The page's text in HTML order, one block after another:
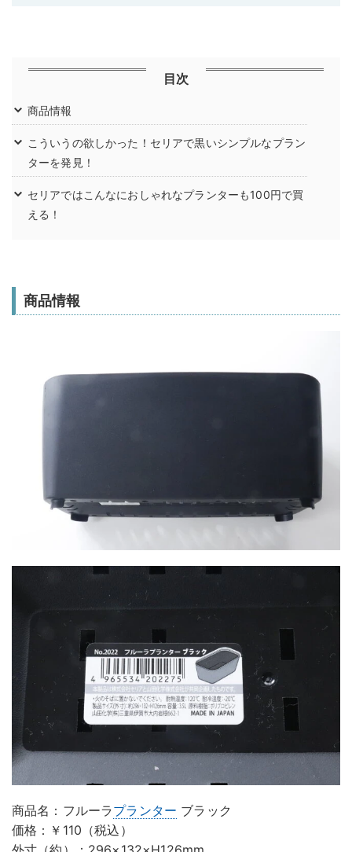
目次
商品情報
こういうの欲しかった！セリアで黒いシンプルなプラン
ターを発見！
セリアではこんなにおしゃれなプランターも100円で買
える！
商品情報
商品名：フルーラプランター ブラック
価格：￥110（税込）